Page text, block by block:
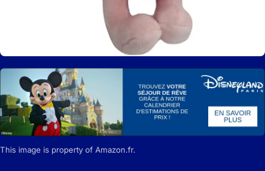
This image is property of Amazon.fr.